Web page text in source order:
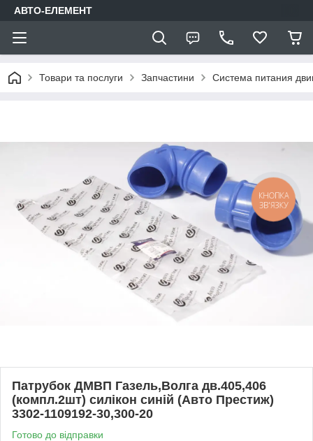
АВТО-ЕЛЕМЕНТ
Товари та послуги Запчастини Система питания
Патрубок ДМВП Газель,Волга дв.405,406
(компл.2шт) силiкон синiй (Авто Престиж)
3302-1109192-30,300-20
Готово до відправки
КНОПКА
ЗВ'ЯЗКУ